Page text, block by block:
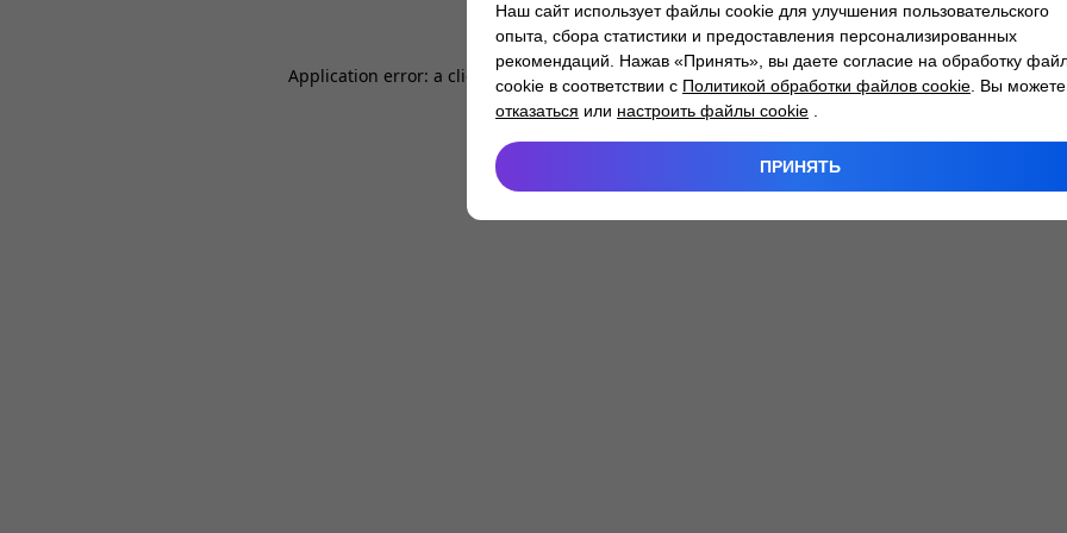
Application error: a client -side exception has occurred while loading atlantm.by (see the
Наш сайт использует файлы cookie для улучшения пользовательского
опыта, сбора статистики и предоставления персонализированных
рекомендаций. Нажав «Принять», вы даете согласие на обработку
cookie в соответствии с Политикой обработки файлов cookie . Вы можете
отказаться или настроить файлы cookie
ПРИНЯТЬ